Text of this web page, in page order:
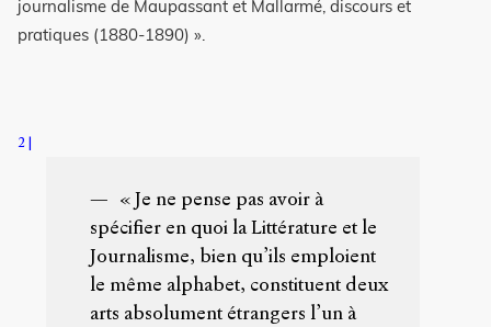
International
(CC BY-NC-SA
journalisme de Maupassant et Mallarmé, discours et
pratiques (1880-1890) ».
2
« Je ne pense pas avoir à
spécifier en quoi la Littérature et le
Journalisme, bien qu’ils emploient
le même alphabet, constituent deux
arts absolument étrangers l’un à